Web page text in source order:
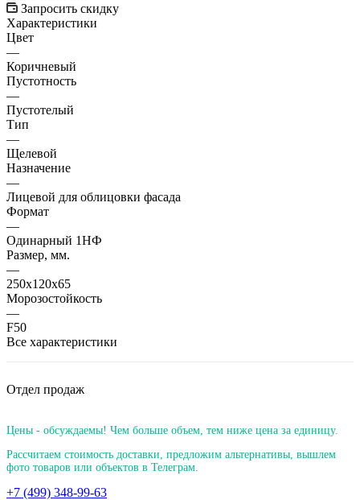
Запросить скидку
Характеристики
Цвет
—
Коричневый
Пустотность
—
Пустотелый
Тип
—
Щелевой
Назначение
—
Лицевой для облицовки фасада
Формат
—
Одинарный 1НФ
Размер, мм.
—
250х120х65
Морозостойкость
—
F50
Все характеристики
Отдел продаж
Цены - обсуждаемы! Чем больше объем, тем ниже цена за единицу.
Рассчитаем стоимость доставки, предложим альтернативы, вышлем
фото товаров или объектов в Телеграм.
+7 (499) 348-99-63